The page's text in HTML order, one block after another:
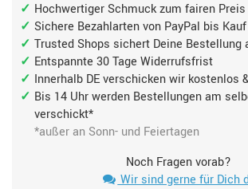
Hochwertiger Schmuck zum fairen Preis
Sichere Bezahlarten von PayPal bis
Trusted Shops sichert Deine Bestellung
Entspannte 30 Tage Widerrufsfrist
Innerhalb DE verschicken wir kostenlos
Bis 14 Uhr werden Bestellungen am
verschickt*
*außer an Sonn- und Feiertagen
Noch Fragen vorab?
Wir sind gerne für Dich